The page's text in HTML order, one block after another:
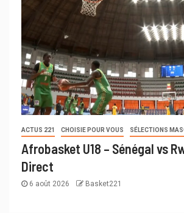
ACTUS 221 CHOISIE POUR VOUS SÉLECTIONS
Afrobasket U18 – Sénégal vs
Direct
6 août 2026 Basket221